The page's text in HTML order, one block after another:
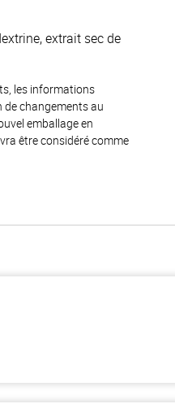
extrait sec de
les informations
de changements au
emballage en
être considéré comme